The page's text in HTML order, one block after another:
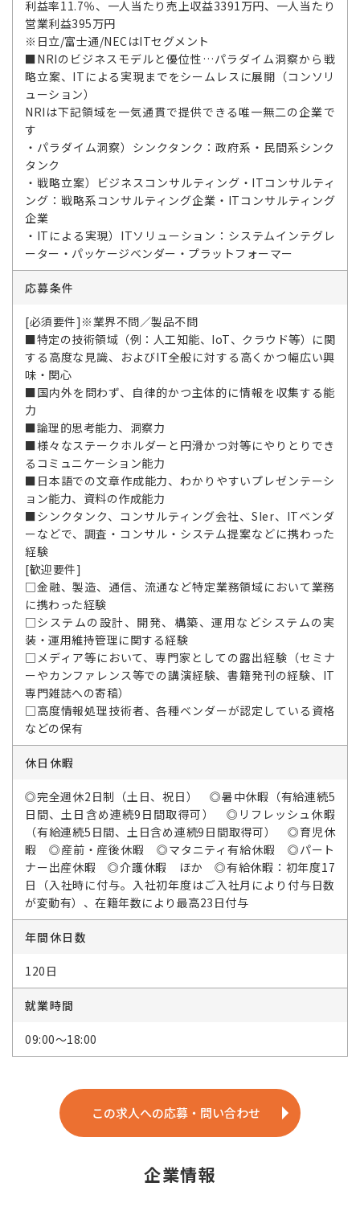
利益率11.7％、一人当たり売上収益3391万円、一人当たり
営業利益395万円
※日立/富士通/NECはITセグメント
■NRIのビジネスモデルと優位性…パラダイム洞察から戦
略立案、ITによる実現までをシームレスに展開（コンソリ
ューション）
NRIは下記領域を一気通貫で提供できる唯一無二の企業で
す
・パラダイム洞察）シンクタンク：政府系・民間系シンク
タンク
・戦略立案）ビジネスコンサルティング・ITコンサルティ
ング：戦略系コンサルティング企業・ITコンサルティング
企業
・ITによる実現）ITソリューション：システムインテグレ
ーター・パッケージベンダー・プラットフォーマー
応募条件
[必須要件]※業界不問／製品不問
■特定の技術領域（例：人工知能、IoT、クラウド等）に関
する高度な見識、およびIT全般に対する高くかつ幅広い興
味・関心
■国内外を問わず、自律的かつ主体的に情報を収集する能
力
■論理的思考能力、洞察力
■様々なステークホルダーと円滑かつ対等にやりとりでき
るコミュニケーション能力
■日本語での文章作成能力、わかりやすいプレゼンテーシ
ョン能力、資料の作成能力
■シンクタンク、コンサルティング会社、SIer、ITベンダ
ーなどで、調査・コンサル・システム提案などに携わった
経験
[歓迎要件]
□金融、製造、通信、流通など特定業務領域において業務
に携わった経験
□システムの設計、開発、構築、運用などシステムの実
装・運用維持管理に関する経験
□メディア等において、専門家としての露出経験（セミナ
ーやカンファレンス等での講演経験、書籍発刊の経験、IT
専門雑誌への寄稿）
□高度情報処理技術者、各種ベンダーが認定している資格
などの保有
休日休暇
◎完全週休2日制（土日、祝日） ◎暑中休暇（有給連続5
日間、土日含め連続9日間取得可） ◎リフレッシュ休暇
（有給連続5日間、土日含め連続9日間取得可） ◎育児休
暇 ◎産前・産後休暇 ◎マタニティ有給休暇 ◎パート
ナー出産休暇 ◎介護休暇 ほか ◎有給休暇：初年度17
日（入社時に付与。入社初年度はご入社月により付与日数
が変動有）、在籍年数により最高23日付与
年間休日数
120日
就業時間
09:00～18:00
この求人への応募・問い合わせ
企業情報